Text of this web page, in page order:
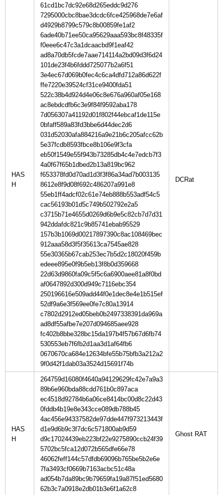
HAS
H
61cd1bc7dc92e68d265eddc9d276
7295000cbc8bae3dcdc6fce425968de7e6af
d4929b8799c579c8b00859fe1af2
6ade40b71ee50ca95629aaa593bc8f48335f
f0eee6c47c3a1dcaacbd9f1eaf42
ad8a70db5fcde7aae714114a2bd09d3f6d24
101de23f4b6fddd725077b2a6f51
3e4ec67d069b0fec4c6ca4dfd712a86d622f
ffe7220e39524cf31ce9400fda51
522c38b4d924d4e06c8e676a960af05e168
ac8ebdcdfb6c3e9f84f9592aba178
7d056307a41192d01f802f44ebcaf1de115e
0bfaff589a83fd3bbe6d44dec2d6
031d52030afa884216a9e21b6c205afcc62b
5e37fcdb8593fbce8b106e9f3cfa
eb50f1549e55f943b73285db4c4e7edcb7f3
4a0f67f65b1dbed2b13a819bc962
f653378fd0d70ad1d3f3f86a34ad7b003135
8612e8f9d08f692c486207a991e8
55eb1ff4adcf02c61e74eb888b553adf54c5
cac56193b01d5c749b502792e2a5
c3715b71e4655d0269d6b9e5c82cb7d7d31
942ddafdc821c9b85741ebab95529
157b3b1069d00217897390c8ac108469bec
912aaa58d3f5f35613ca7545ae828
55e30365b67cab253ec7b5d2c18020f459b
edeee895e0f9b5eb13f8b0d359668
22d63d9860fa09c5f5c6a6900aee81a8f0bd
af0647892d300d949c7116ebc354
250196616e509add44f0e1dec8e4e1b515ef
52df9a6e3f569ee0fe7c80a13914
c7802d2912ed05beb0b2497338391da969a
ad8df55afbe7e207d094685aee928
fc402b8bbe328bc15da197b4f57b67d6fb74
530553eb7f6fb2d1aa3d1af64fb6
0670670ca684e12634bfe55b75bfb3a212a2
9f0d42f1dab03a3524d15691f74b
HAS
H
264759d16080f4640a94129629fc42e7a9a3
89b6e960bda88cdd761b0c897aca
ec4518d92784b6a06ce8414bc00d8c22d43
0fddb4b19e8e343cce089db788b45
4ac456e94337582de97dde447f973213443f
d1e9d6b9c3f7dc6c571800ab9d59
d9c17024439eb223bf22e9275890ccb24f39
5702bc5fca12d072b565dfe66e78
46062feff144c57dfdb69096b765be5b2e6e
7fa3493cf0669b7163acbc51c48a
ad054b7da89bc9b79659fa19a87f51ed5680
62b3c7a0918e2db01b3e6f1a62c8